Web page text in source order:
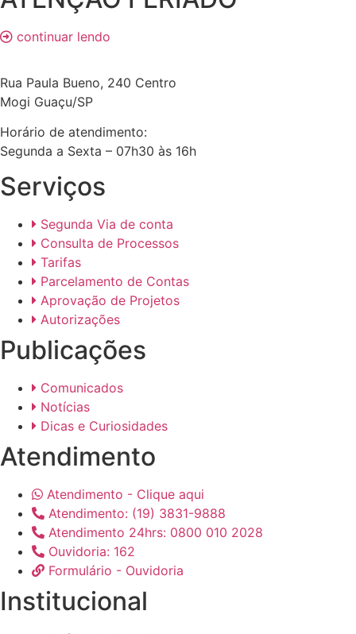
continuar lendo
Rua Paula Bueno, 240 Centro
Mogi Guaçu/SP
Horário de atendimento:
Segunda a Sexta – 07h30 às 16h
Serviços
Segunda Via de conta
Consulta de Processos
Tarifas
Parcelamento de Contas
Aprovação de Projetos
Autorizações
Publicações
Comunicados
Notícias
Dicas e Curiosidades
Atendimento
Atendimento - Clique aqui
Atendimento: (19) 3831-9888
Atendimento 24hrs: 0800 010 2028
Ouvidoria: 162
Formulário - Ouvidoria
Institucional